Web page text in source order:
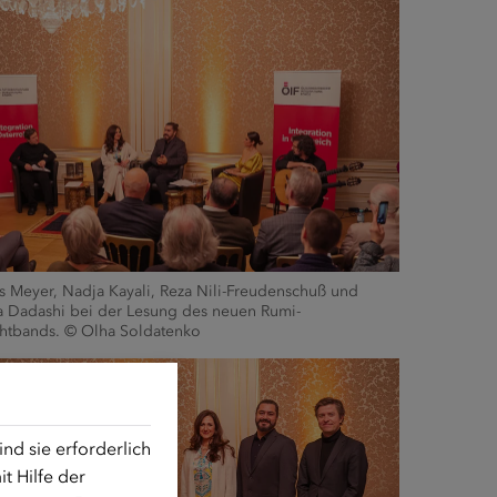
Meyer, Nadja Kayali, Reza Nili-Freudenschuß und
Dadashi bei der Lesung des neuen Rumi-
© Olha Soldatenko
sie erforderlich
Hilfe der